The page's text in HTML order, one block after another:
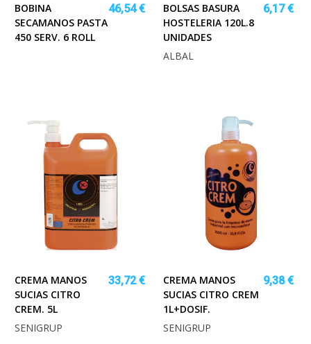
BOBINA
SECAMANOS PASTA
450 SERV. 6 ROLL
46,54 €
BOLSAS BASURA
HOSTELERIA 120L.8
UNIDADES
6,17 €
ALBAL
CREMA MANOS
SUCIAS CITRO
CREM. 5L
33,72 €
SENIGRUP
CREMA MANOS
SUCIAS CITRO CREM
1L+DOSIF.
9,38 €
SENIGRUP